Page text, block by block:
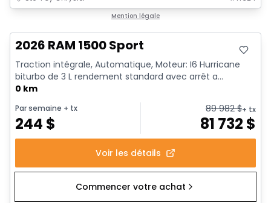
Mention légale
2026 RAM 1500 Sport
Traction intégrale, Automatique, Moteur: I6 Hurricane
biturbo de 3 L rendement standard avec arrêt a...
0 km
Par semaine + tx
244 $
89 982$+ tx
81 732 $
Voir les détails
Commencer votre achat